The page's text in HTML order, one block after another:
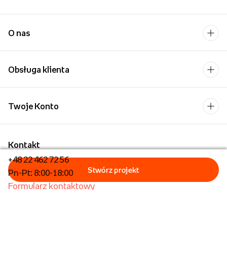
O nas
Obsługa klienta
Kontakt
+48 22 462 72 56
Pn-Pt: 8:00-18:00
Formularz kontaktowy
Twoje Konto